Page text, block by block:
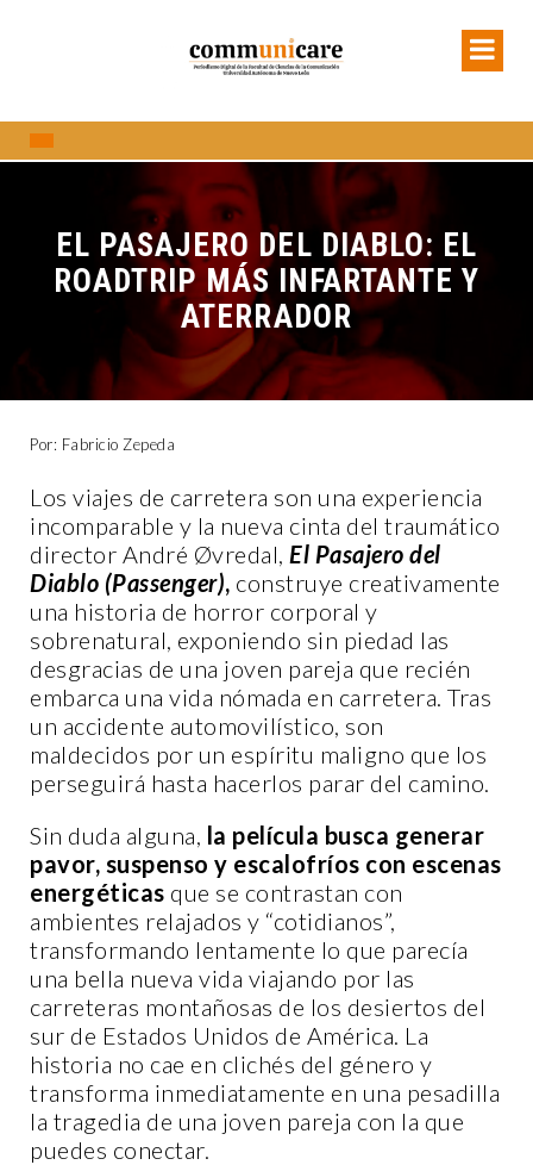
EL PASAJERO DEL DIABLO: EL
ROADTRIP MÁS INFARTANTE Y
ATERRADOR
Por: Fabricio Zepeda
Los viajes de carretera son una experiencia
incomparable y la nueva cinta del traumático
director André Øvredal, El Pasajero del
Diablo (Passenger), construye creativamente
una historia de horror corporal y
sobrenatural, exponiendo sin piedad las
desgracias de una joven pareja que recién
embarca una vida nómada en carretera. Tras
un accidente automovilístico, son
maldecidos por un espíritu maligno que los
perseguirá hasta hacerlos parar del camino.
Sin duda alguna, la película busca generar
pavor, suspenso y escalofríos con escenas
energéticas que se contrastan con
ambientes relajados y “cotidianos”,
transformando lentamente lo que parecía
una bella nueva vida viajando por las
carreteras montañosas de los desiertos del
sur de Estados Unidos de América. La
historia no cae en clichés del género y
transforma inmediatamente en una pesadilla
la tragedia de una joven pareja con la que
puedes conectar.